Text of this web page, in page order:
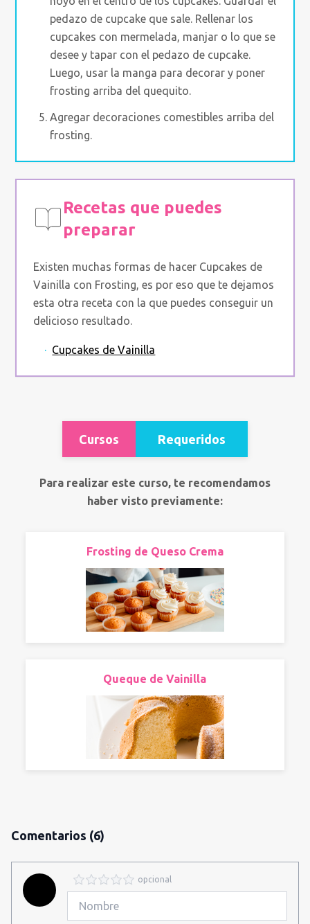
pedazo de cupcake que sale. Rellenar los
cupcakes con mermelada, manjar o lo que se
desee y tapar con el pedazo de cupcake.
Luego, usar la manga para decorar y poner
frosting arriba del quequito.
Agregar decoraciones comestibles arriba del
frosting.
Recetas que puedes
preparar
Existen muchas formas de hacer Cupcakes de
Vainilla con Frosting, es por eso que te dejamos
esta otra receta con la que puedes conseguir un
delicioso resultado.
· Cupcakes de Vainilla
Cursos Requeridos
Para realizar este curso, te recomendamos
haber visto previamente:
Frosting de Queso Crema
Queque de Vainilla
Comentarios (6)
opcional